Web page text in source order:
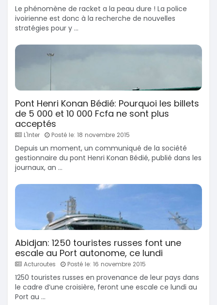
Le phénomène de racket a la peau dure ! La police
ivoirienne est donc à la recherche de nouvelles
stratégies pour y ...
Pont Henri Konan Bédié: Pourquoi les billets
de 5 000 et 10 000 Fcfa ne sont plus
acceptés
L'Inter Posté le: 18 novembre 2015
Depuis un moment, un communiqué de la société
gestionnaire du pont Henri Konan Bédié, publié dans les
journaux, an ...
Abidjan: 1250 touristes russes font une
escale au Port autonome, ce lundi
Acturoutes Posté le: 16 novembre 2015
1250 touristes russes en provenance de leur pays dans
le cadre d’une croisière, feront une escale ce lundi au
Port au ...